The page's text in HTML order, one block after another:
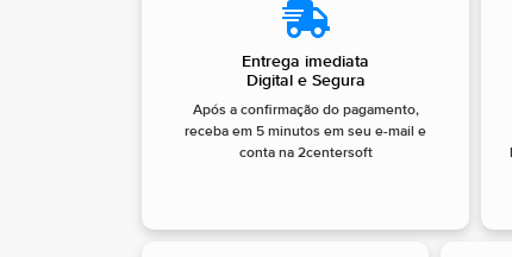
Entrega imediata
Digital e Segura
Após a confirmação do pagamento,
receba em 5 minutos em seu e-mail e
conta na 2centersoft